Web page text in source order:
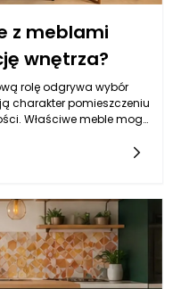
z meblami
wnętrza?
rolę odgrywa wybór
charakter pomieszczeniu
Właściwe meble mogą
Warto pamiętać,
wpływać negatywnie na
dopasowane do
W tym kontekście istotne
się do wizualnego
czterech kątach.